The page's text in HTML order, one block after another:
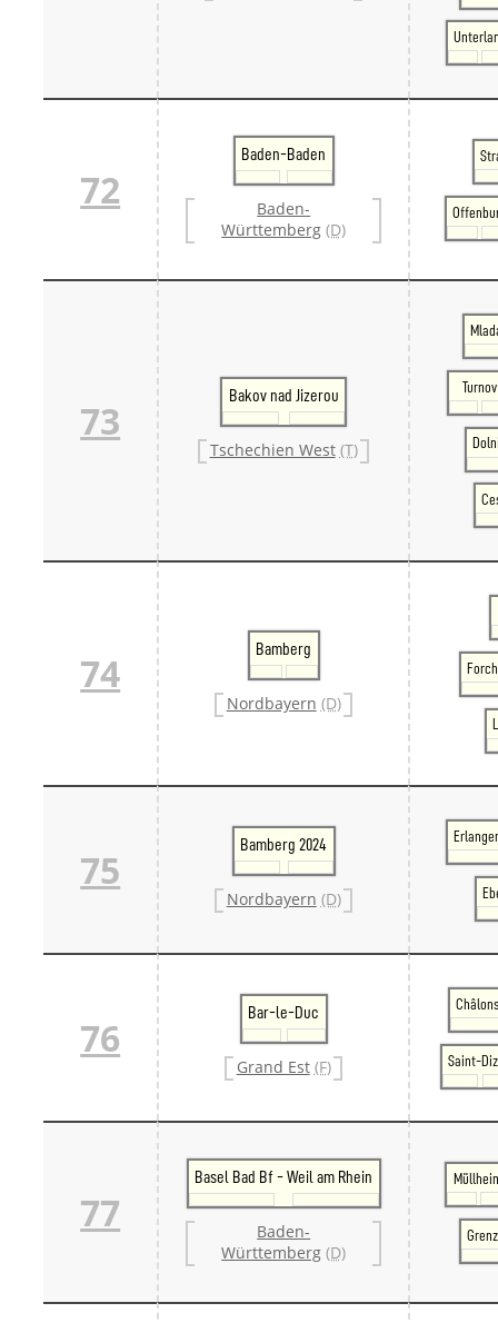
72
Baden-Baden
Baden-
Württemberg (D)
73
Bakov nad Jizerou
Tschechien West (T)
Turnov
74
Bamberg
Nordbayern (D)
75
Bamberg 2024
Nordbayern (D)
76
Bar-le-Duc
Grand Est (F) Saint-
77
Basel Bad Bf - Weil am Rhein
Baden-
Württemberg (D)